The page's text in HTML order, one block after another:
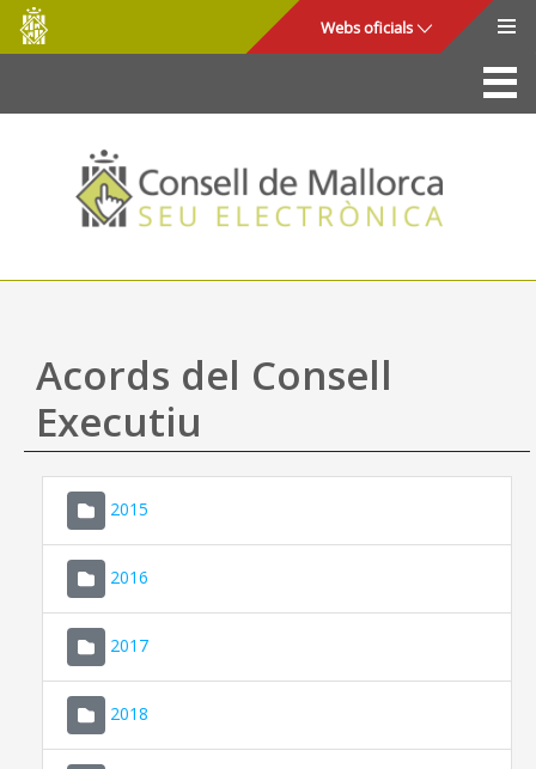
Salta al contingut principal
Consell
de
Mallorca
Webs oficials
La Seu
Consell de Mallorca
Accés i seguretat
Utilitats
Ajuda
Acords del Consell
Executiu
2015
2016
2017
2018